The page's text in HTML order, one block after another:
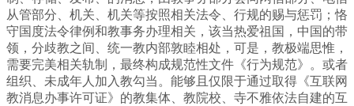
从管部分、机关、机关等按照相关法令、行规的赐与惩罚；恪
守国度法令律例和教事务办理相关，该当热爱祖国，中国的带
领，分歧教之间、统一教内部敦睦相处，可是，教极端思惟，
需要完美相关轨制，最终构成规范性文件《行为规范》。或者
组织、未成年人加入教勾当。能够且仅限于通过取得《互联网
教消息办事许可证》的教集体、教院校、寺不雅依法自建的互